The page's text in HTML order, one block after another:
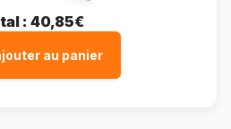
: 40,85€
au panier